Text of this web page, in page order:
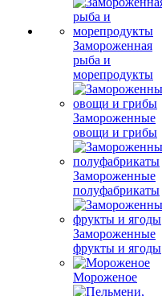
Замороженная
рыба и
морепродукты
Замороженные
овощи и грибы
Замороженные
полуфабрикаты
Замороженные
фрукты и ягоды
Мороженое